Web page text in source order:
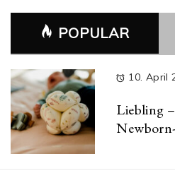
POPULAR
10. April
Liebling